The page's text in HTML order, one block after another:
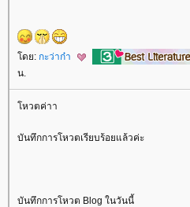
ดย: กะว่าก๋า
น.
หวตค่าา
บันทึกการโหวตเรียบร้อยแล้วค่ะ
บันทึกการโหวต Blog ในวันนี้